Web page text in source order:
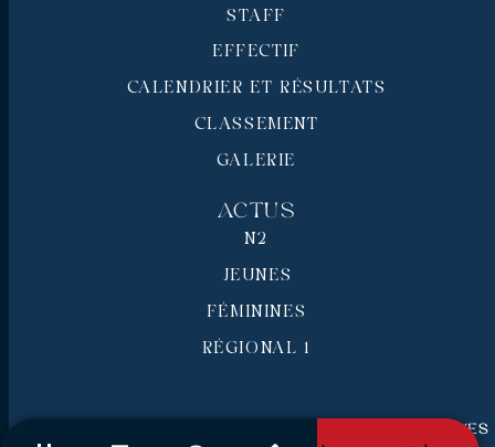
STAFF
EFFECTIF
CALENDRIER ET RÉSULTATS
CLASSEMENT
GALERIE
Actus
N2
JEUNES
FÉMININES
RÉGIONAL 1
RC Pays de Grasse © 2026 - Tous droits réservés
Mentions légales